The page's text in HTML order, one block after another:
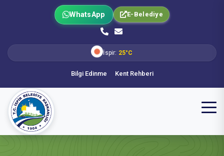
İspir: 25°C
Bilgi Edinme Kent Rehberi
E-Belediye
WhatsApp